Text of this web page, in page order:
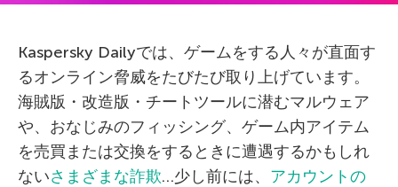
Kaspersky Dailyでは、ゲームをする人々が直面す
るオンライン脅威をたびたび取り上げています。
海賊版・改造版・チートツールに潜むマルウェア
や、おなじみのフィッシング、ゲーム内アイテム
を売買または交換をするときに遭遇するかもしれ
ないさまざまな詐欺…少し前には、 アカウントの